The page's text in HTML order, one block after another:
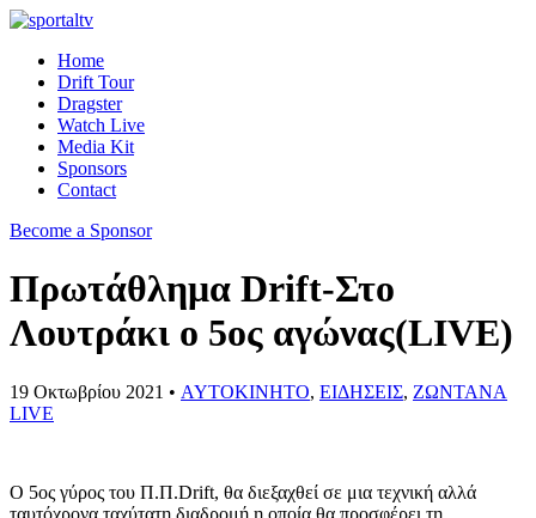
Home
Drift Tour
Dragster
Watch Live
Media Kit
Sponsors
Contact
Become a Sponsor
Πρωτάθλημα Drift-Στο
Λουτράκι ο 5ος αγώνας(LIVE)
19 Οκτωβρίου 2021 • AYTOKINHTO, ΕΙΔΗΣΕΙΣ, ΖΩΝΤΑΝΑ
LIVE
O 5ος γύρος του Π.Π.Drift, θα διεξαχθεί σε μια τεχνική αλλά
ταυτόχρονα ταχύτατη διαδρομή η οποία θα προσφέρει τη